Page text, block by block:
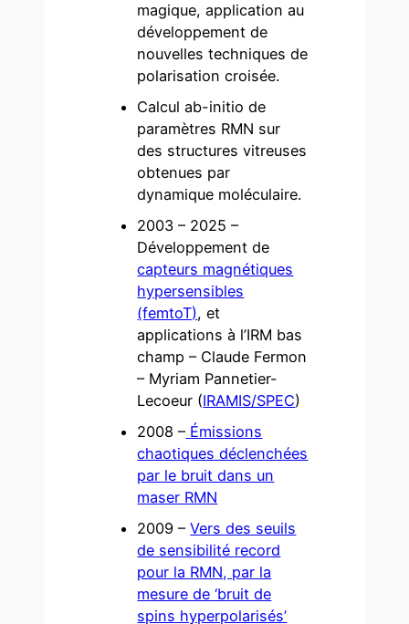
magique, application au
développement de
nouvelles techniques de
polarisation croisée.
Calcul ab-initio de
paramètres RMN sur
des structures vitreuses
obtenues par
dynamique moléculaire.
2003 – 2025 –
Développement de
capteurs magnétiques
hypersensibles
(femtoT), et
applications à l’IRM bas
champ – Claude Fermon
– Myriam Pannetier-
Lecoeur (IRAMIS/SPEC)
2008 –Émissions
chaotiques déclenchées
par le bruit dans un
maser RMN
2009 –Vers des seuils
de sensibilité record
pour la RMN, par la
mesure de ‘bruit de
spins hyperpolarisés’